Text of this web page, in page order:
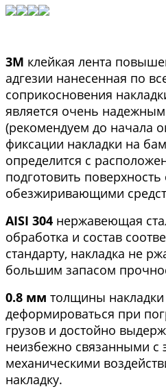
3М клейкая лента
адгезии нанесенная по
соприкосновения
является очень
(рекомендуем до начала
фиксации накладки на
определится с
подготовить
обезжиривающими
AISI 304 нержавеющая
обработка и состав
стандарту, накладка не
большим запасом
0.8 мм толщины
деформироваться при
грузов и достойно
неизбежно связанными с
механическими
накладку.